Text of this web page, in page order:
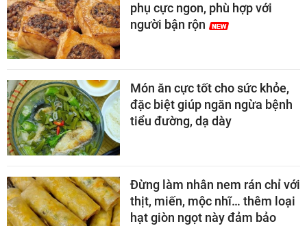
phụ cực ngon, phù hợp với
người bận rộn
Món ăn cực tốt cho sức khỏe,
đặc biệt giúp ngăn ngừa bệnh
tiểu đường, dạ dày
Đừng làm nhân nem rán chỉ với
thịt, miến, mộc nhĩ… thêm loại
hạt giòn ngọt này đảm bảo